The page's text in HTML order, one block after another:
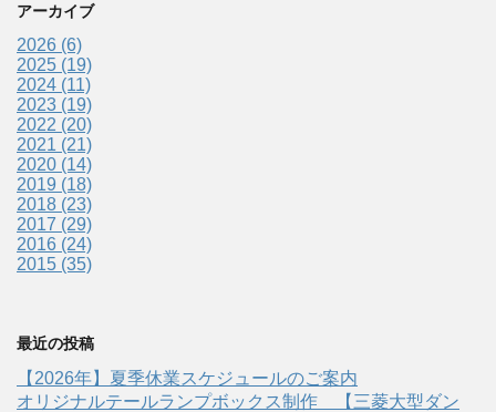
アーカイブ
2026 (6)
2025 (19)
2024 (11)
2023 (19)
2022 (20)
2021 (21)
2020 (14)
2019 (18)
2018 (23)
2017 (29)
2016 (24)
2015 (35)
最近の投稿
【2026年】夏季休業スケジュールのご案内
オリジナルテールランプボックス制作 【三菱大型ダン